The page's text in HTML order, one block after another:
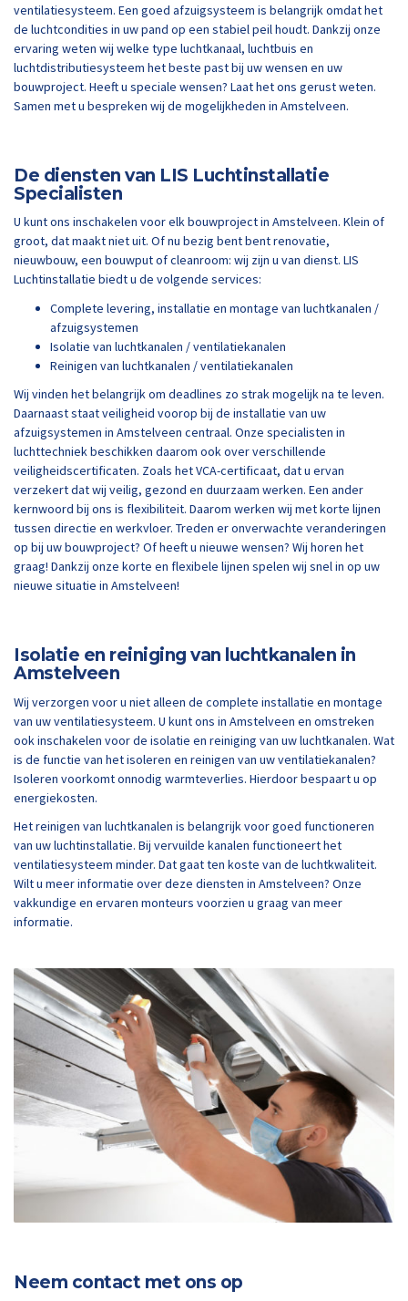
ventilatiesysteem. Een goed afzuigsysteem is belangrijk omdat het
de luchtcondities in uw pand op een stabiel peil houdt. Dankzij onze
ervaring weten wij welke type luchtkanaal, luchtbuis en
luchtdistributiesysteem het beste past bij uw wensen en uw
bouwproject. Heeft u speciale wensen? Laat het ons gerust weten.
Samen met u bespreken wij de mogelijkheden in Amstelveen.
De diensten van LIS Luchtinstallatie
Specialisten
U kunt ons inschakelen voor elk bouwproject in Amstelveen. Klein of
groot, dat maakt niet uit. Of nu bezig bent bent renovatie,
nieuwbouw, een bouwput of cleanroom: wij zijn u van dienst. LIS
Luchtinstallatie biedt u de volgende services:
Complete levering, installatie en montage van luchtkanalen /
afzuigsystemen
Isolatie van luchtkanalen / ventilatiekanalen
Reinigen van luchtkanalen / ventilatiekanalen
Wij vinden het belangrijk om deadlines zo strak mogelijk na te leven.
Daarnaast staat veiligheid voorop bij de installatie van uw
afzuigsystemen in Amstelveen centraal. Onze specialisten in
luchttechniek beschikken daarom ook over verschillende
veiligheidscertificaten. Zoals het VCA-certificaat, dat u ervan
verzekert dat wij veilig, gezond en duurzaam werken. Een ander
kernwoord bij ons is flexibiliteit. Daarom werken wij met korte lijnen
tussen directie en werkvloer. Treden er onverwachte veranderingen
op bij uw bouwproject? Of heeft u nieuwe wensen? Wij horen het
graag! Dankzij onze korte en flexibele lijnen spelen wij snel in op uw
nieuwe situatie in Amstelveen!
Isolatie en reiniging van luchtkanalen in
Amstelveen
Wij verzorgen voor u niet alleen de complete installatie en montage
van uw ventilatiesysteem. U kunt ons in Amstelveen en omstreken
ook inschakelen voor de isolatie en reiniging van uw luchtkanalen. Wat
is de functie van het isoleren en reinigen van uw ventilatiekanalen?
Isoleren voorkomt onnodig warmteverlies. Hierdoor bespaart u op
energiekosten.
Het reinigen van luchtkanalen is belangrijk voor goed functioneren
van uw luchtinstallatie. Bij vervuilde kanalen functioneert het
ventilatiesysteem minder. Dat gaat ten koste van de luchtkwaliteit.
Wilt u meer informatie over deze diensten in Amstelveen? Onze
vakkundige en ervaren monteurs voorzien u graag van meer
informatie.
Neem contact met ons op